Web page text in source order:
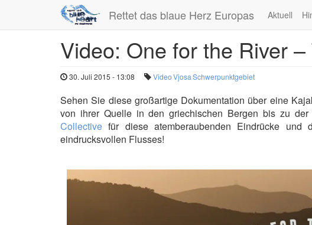
Rettet das blaue Herz Europas Aktuell
Video: One for the River
30. Juli 2015 - 13:08 VideoVjosaSchwerpunktgebiet
Sehen Sie diese großartige Dokumentation über eine
von ihrer Quelle in den griechischen Bergen bis zu
Collective für diese atemberaubenden Eindrücke
eindrucksvollen Flusses!